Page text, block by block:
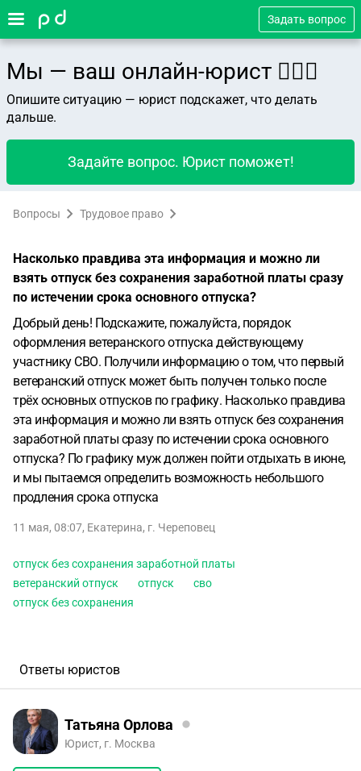
Задать вопрос
Мы — ваш онлайн-юрист 👨🏻‍⚖️
Опишите ситуацию — юрист подскажет, что делать
дальше.
Задайте вопрос. Юрист поможет!
Вопросы Трудовое право
Насколько правдива эта информация и можно ли
взять отпуск без сохранения заработной платы сразу
по истечении срока основного отпуска?
Добрый день! Подскажите, пожалуйста, порядок
оформления ветеранского отпуска действующему
участнику СВО. Получили информацию о том, что первый
ветеранский отпуск может быть получен только после
трëх основных отпусков по графику. Насколько правдива
эта информация и можно ли взять отпуск без сохранения
заработной платы сразу по истечении срока основного
отпуска? По графику муж должен пойти отдыхать в июне,
и мы пытаемся определить возможность небольшого
продления срока отпуска
11 мая, 08:07, Екатерина, г. Череповец
отпуск без сохранения заработной платы
ветеранский отпуск
отпуск
сво
отпуск без сохранения
Ответы юристов
Татьяна Орлова
Юрист, г. Москва